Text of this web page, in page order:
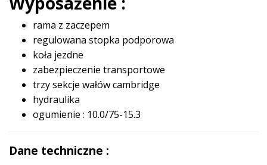
rama z zaczepem
regulowana stopka podporowa
koła jezdne
zabezpieczenie transportowe
trzy sekcje wałów cambridge
hydraulika
ogumienie : 10.0/75-15.3
Dane techniczne :